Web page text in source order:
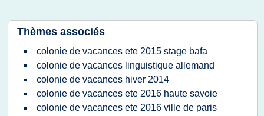
Thèmes associés
colonie de vacances ete 2015 stage bafa
colonie de vacances linguistique allemand
colonie de vacances hiver 2014
colonie de vacances ete 2016 haute savoie
colonie de vacances ete 2016 ville de paris